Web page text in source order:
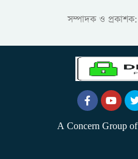
সম্পাদক ও
A Concern Group